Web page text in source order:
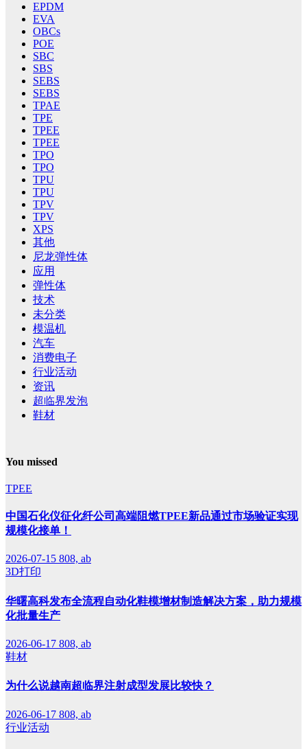
EPDM
EVA
OBCs
POE
SBC
SBS
SEBS
SEBS
TPAE
TPE
TPEE
TPEE
TPO
TPO
TPU
TPU
TPV
TPV
XPS
其他
尼龙弹性体
应用
弹性体
技术
未分类
模温机
汽车
消费电子
行业活动
资讯
超临界发泡
鞋材
You missed
TPEE
中国石化仪征化纤公司高端阻燃TPEE新品通过市场验证实现
规模化接单！
2026-07-15 808, ab
3D打印
华曙高科发布全流程自动化鞋模增材制造解决方案，助力规模
化批量生产
2026-06-17 808, ab
鞋材
为什么说越南超临界注射成型发展比较快？
2026-06-17 808, ab
行业活动